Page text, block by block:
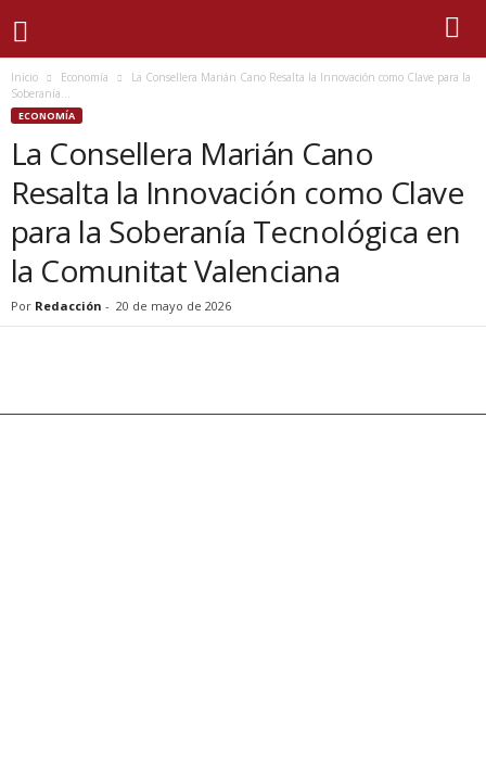
Inicio Economía
La Consellera Marián Cano Resalta la Innovación como Clave para la
Soberanía...
ECONOMÍA
La Consellera Marián Cano
Resalta la Innovación como Clave
para la Soberanía Tecnológica en
la Comunitat Valenciana
Por Redacción - 20 de mayo de 2026